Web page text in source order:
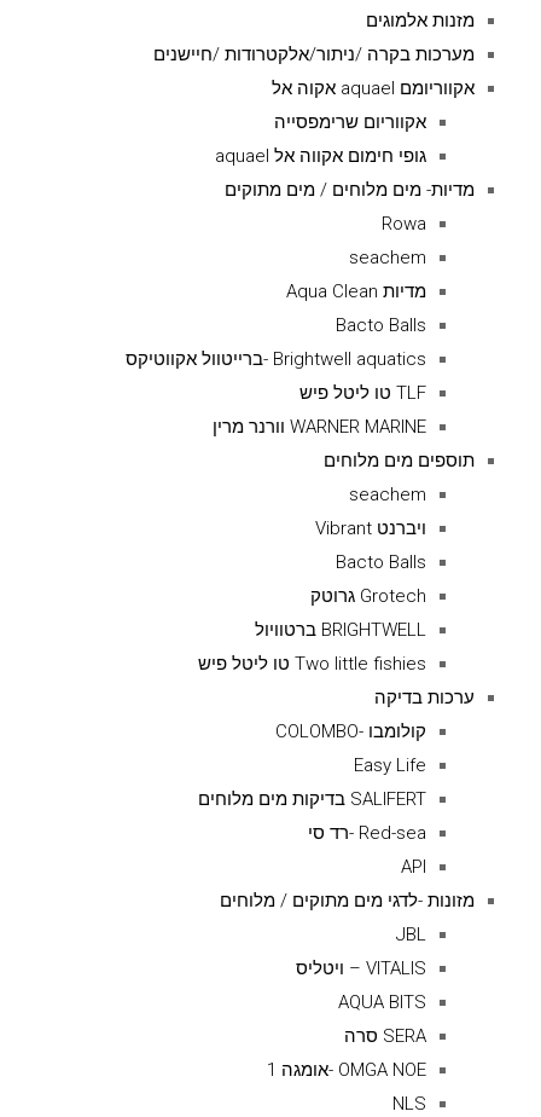
מזנות אלמוגים
מערכות בקרה /ניתור/אלקטרודות /חיישנים
אקווריומם aquael אקוה אל
אקווריום שרימפסייה
גופי חימום אקווה אל aquael
מדיות- מים מלוחים / מים מתוקים
Rowa
seachem
מדיות Aqua Clean
Bacto Balls
Brightwell aquatics -ברייטוול אקווטיקס
TLF טו ליטל פיש
WARNER MARINE וורנר מרין
תוספים מים מלוחים
seachem
ויברנט Vibrant
Bacto Balls
Grotech גרוטק
BRIGHTWELL ברטוויול
Two little fishies טו ליטל פיש
ערכות בדיקה
קולומבו -COLOMBO
Easy Life
SALIFERT בדיקות מים מלוחים
Red-sea -רד סי
API
מזונות -לדגי מים מתוקים / מלוחים
JBL
VITALIS – ויטליס
AQUA BITS
SERA סרה
OMGA NOE -אומגה 1
NLS